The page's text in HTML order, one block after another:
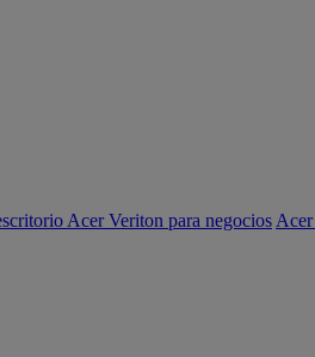
Acer Veriton para negocios